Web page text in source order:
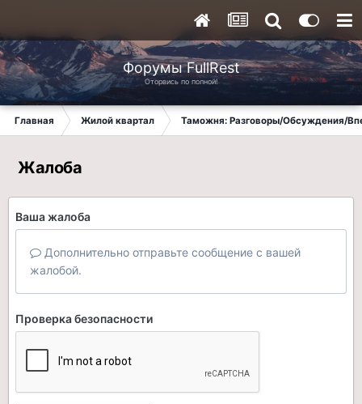
Форумы FullRest
Оторвись по полной!
Главная Жилой квартал Таможня: Разговоры/Обсуждения/
Жалоба
Ваша жалоба
Дополнительно отправьте сообщение с вашей
жалобой.
Проверка безопасности